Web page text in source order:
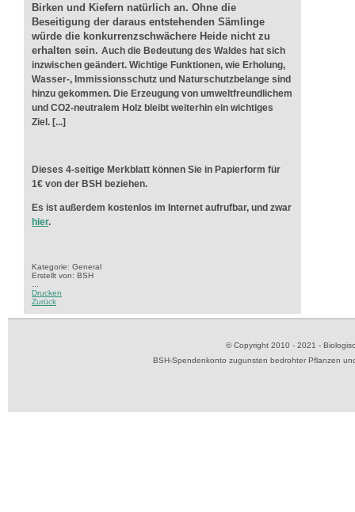
Birken und Kiefern natürlich an. Ohne die
Beseitigung der daraus entstehenden Sämlinge
würde die konkurrenzschwächere Heide nicht zu
erhalten sein. Auch die Bedeutung des Waldes hat sich
inzwischen geändert. Wichtige Funktionen, wie Erholung,
Wasser-, Immissionsschutz und Naturschutzbelange sind
hinzu gekommen. Die Erzeugung von umweltfreundlichem
und CO2-neutralem Holz bleibt weiterhin ein wichtiges
Ziel. [...]
Dieses 4-seitige Merkblatt können Sie in Papierform für
1€ von der BSH beziehen.
Es ist außerdem kostenlos im Internet aufrufbar, und zwar
hier.
Kategorie: General
Erstellt von: BSH
Drucken
Zurück
© Copyright 2010 - 2021 -
BSH-Spendenkonto zugunsten bedrohter Pflanzen